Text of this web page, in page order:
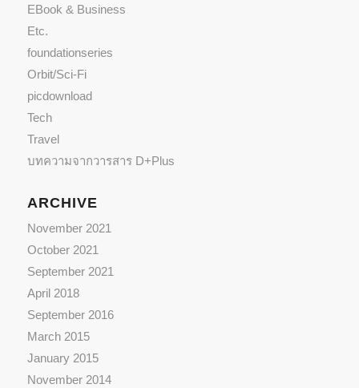
EBook & Business
Etc.
foundationseries
Orbit/Sci-Fi
picdownload
Tech
Travel
บทความจากวารสาร D+Plus
ARCHIVE
November 2021
October 2021
September 2021
April 2018
September 2016
March 2015
January 2015
November 2014